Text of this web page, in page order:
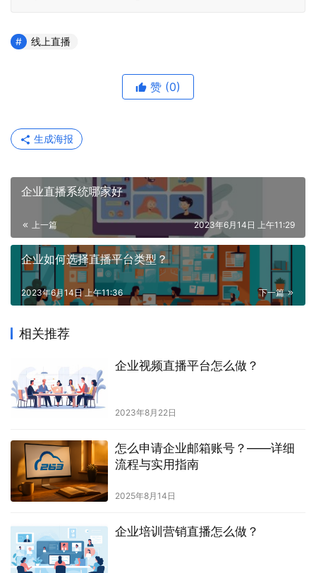
线上直播
赞 (0)
生成海报
企业直播系统哪家好
上一篇 2023年6月14日 上午11:29
企业如何选择直播平台类型？
下一篇
2023年6月14日 上午11:36
相关推荐
企业视频直播平台怎么做？
2023年8月22日
怎么申请企业邮箱账号？——详细
流程与实用指南
2025年8月14日
企业培训营销直播怎么做？